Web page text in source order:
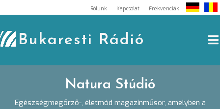
to
content
Rólunk Kapcsolat Frekvenciák
Bukaresti Rádió
Natura Stúdió
Egészségmegőrző-, életmód magazinműsor, amelyben a